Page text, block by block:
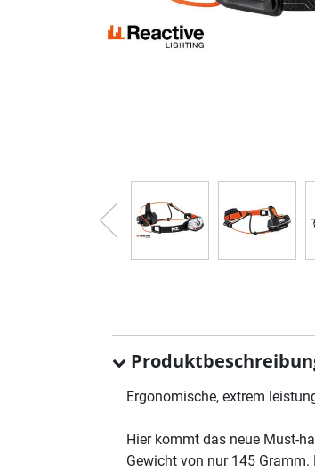
Ergonomische, extrem
Hier kommt das neue Must-
Gewicht von nur 145